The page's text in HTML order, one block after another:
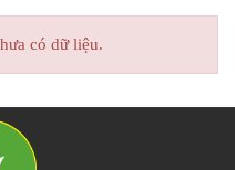
có dữ liệu.